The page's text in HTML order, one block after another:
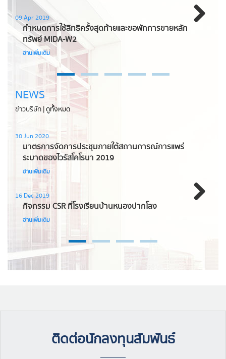
09 Apr 2019
กำหนดการใช้สิทธิครั้งสุดท้ายและขอพักการขายหลัก
ทรัพย์ MIDA-W2
อ่านเพิ่มเติม
NEWS
ข่าวบริษัท |ดูทั้งหมด
30 Jun 2020
มาตรการจัดการประชุมภายใต้สถานการณ์การแพร่
ระบาดของไวรัสโคโรนา 2019
อ่านเพิ่มเติม
16 Dec 2019
กิจกรรม CSR ที่โรงเรียนบ้านหนองปากโลง
อ่านเพิ่มเติม
ติดต่อนักลงทุนสัมพันธ์